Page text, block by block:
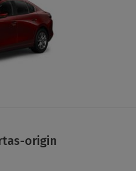
origin